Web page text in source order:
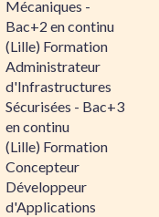
Mécaniques -
Bac+2 en continu
(Lille) Formation
Administrateur
d'Infrastructures
Sécurisées - Bac+3
en continu
(Lille) Formation
Concepteur
Développeur
d'Applications